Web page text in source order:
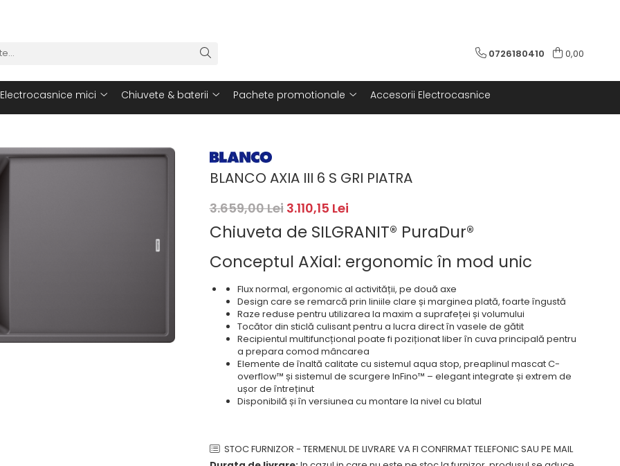
0726180410 0,00
Electrocasnice mici Chiuvete & baterii Pachete promotionale Accesorii Electrocasnice
BLANCO AXIA III 6 S GRI PIATRA
3.659,00 Lei 3.110,15 Lei
Chiuveta de SILGRANIT® PuraDur®
Conceptul AXial: ergonomic în mod unic
Flux normal, ergonomic al activității, pe două axe
Design care se remarcă prin liniile clare și marginea plată, foarte îngustă
Raze reduse pentru utilizarea la maxim a suprafeței și volumului
Tocător din sticlă culisant pentru a lucra direct în vasele de gătit
Recipientul multifuncțional poate fi poziționat liber în cuva principală pentru
a prepara comod mâncarea
Elemente de înaltă calitate cu sistemul aqua stop, preaplinul mascat C-
overflow™ și sistemul de scurgere InFino™ – elegant integrate și extrem de
ușor de întreținut
Disponibilă și în versiunea cu montare la nivel cu blatul
STOC FURNIZOR - TERMENUL DE LIVRARE VA FI CONFIRMAT TELEFONIC SAU PE MAIL